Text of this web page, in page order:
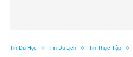
Tin Du Học Tin Du Lịch Tin Thực Tập